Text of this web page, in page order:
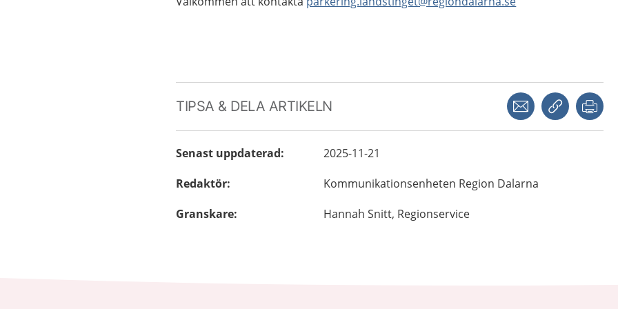
TIPSA & DELA ARTIKELN Dela via mejlKopiera länk
Senast uppdaterad:
2025-11-21
Redaktör: Kommunikationsenheten Region Dalarna
Granskare: Hannah Snitt, Regionservice